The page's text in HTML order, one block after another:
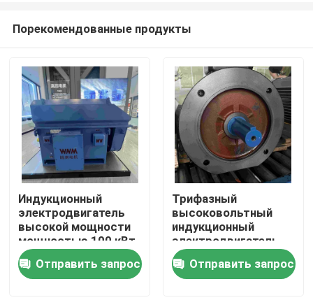
Дом
Продукты
Порекомендованные продукты
Индукционный
электродвигатель
высокой мощности
мощностью 100 кВт
6 кВт с
сертификацией
GOST
Отправить запрос
Трифазный
высоковольтный
индукционный
электродвигатель
низкая вибрация
Отправить запрос